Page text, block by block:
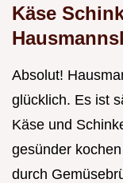
Käse
Absolut!
glücklich. Es ist
Käse und
gesünder
durch